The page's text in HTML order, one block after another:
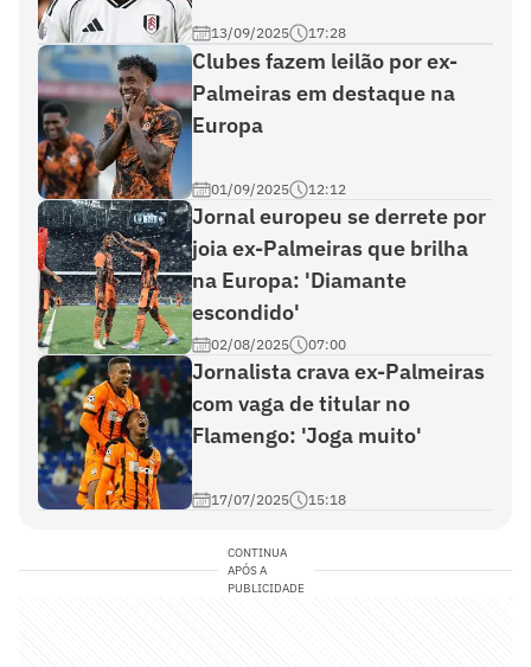
13/09/2025 17:28
Clubes fazem leilão por ex-
Palmeiras em destaque na
Europa
01/09/2025 12:12
Jornal europeu se derrete por
joia ex-Palmeiras que brilha
na Europa: 'Diamante
escondido'
02/08/2025 07:00
Jornalista crava ex-Palmeiras
com vaga de titular no
Flamengo: 'Joga muito'
17/07/2025 15:18
CONTINUA
APÓS A
PUBLICIDADE